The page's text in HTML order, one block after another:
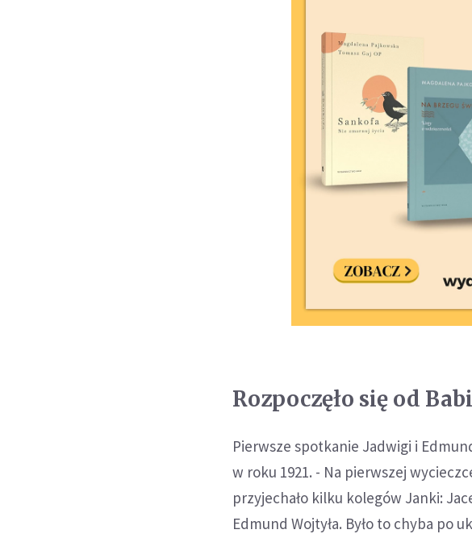
Rozpoczęło się od
Pierwsze spotkanie Jadwigi i
w roku 1921. - Na pierwszej
przyjechało kilku kolegów Janki:
Edmund Wojtyła. Było to chyba po